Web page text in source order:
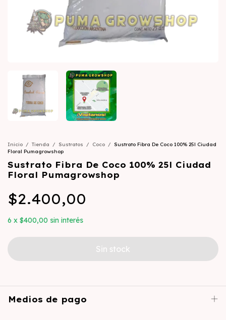
Inicio / Tienda / Sustratos / Coco / Sustrato Fibra De Coco 100% 25l Ciudad
Floral Pumagrowshop
Sustrato Fibra De Coco 100% 25l Ciudad
Floral Pumagrowshop
$2.400,00
6 x $400,00 sin interés
Medios de pago